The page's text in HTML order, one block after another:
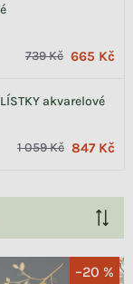
739 Kč 665 Kč
akvarelové
1 059 Kč 847 Kč
–20 %